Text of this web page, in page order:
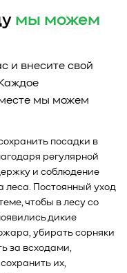
мы можем
и внесите свой
мы можем
посадки в
регулярной
и соблюдение
леса. Постоянный уход
чтобы в лесу со
дикие
убирать сорняки
за всходами,
их,